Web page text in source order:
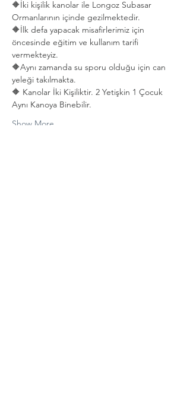
🔶İki kişilik kanolar ile Longoz Subasar
Ormanlarının içinde gezilmektedir.
🔶İlk defa yapacak misafirlerimiz için
öncesinde eğitim ve kullanım tarifi
vermekteyiz.
🔶Aynı zamanda su sporu olduğu için can
yeleği takılmakta.
🔶 Kanolar İki Kişiliktir. 2 Yetişkin 1 Çocuk
Aynı Kanoya Binebilir.
Show More